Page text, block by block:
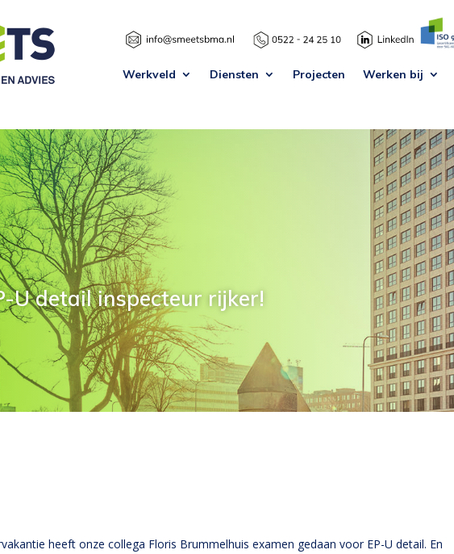
Werkveld Diensten Projecten Werken bij
U detail inspecteur rijker!
heeft onze collega Floris Brummelhuis examen gedaan voor EP-U detail. En